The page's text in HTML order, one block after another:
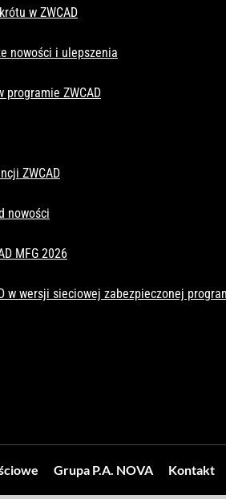
w ZWCAD
nowości i ulepszenia
ZWCAD
ZWCAD
nowości
MFG 2026
w wersji sieciowej zabezpieczonej
Grupa P.A. NOVA Kontakt